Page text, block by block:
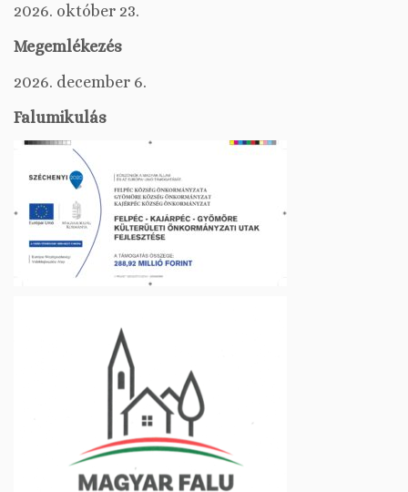
2026. október 23.
Megemlékezés
2026. december 6.
Falumikulás